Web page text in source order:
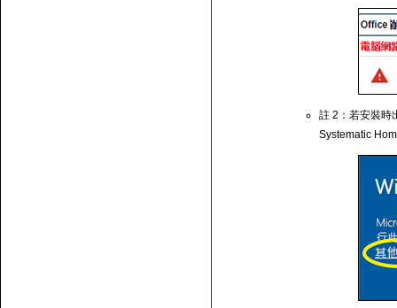
註 2：若安裝時
Systematic